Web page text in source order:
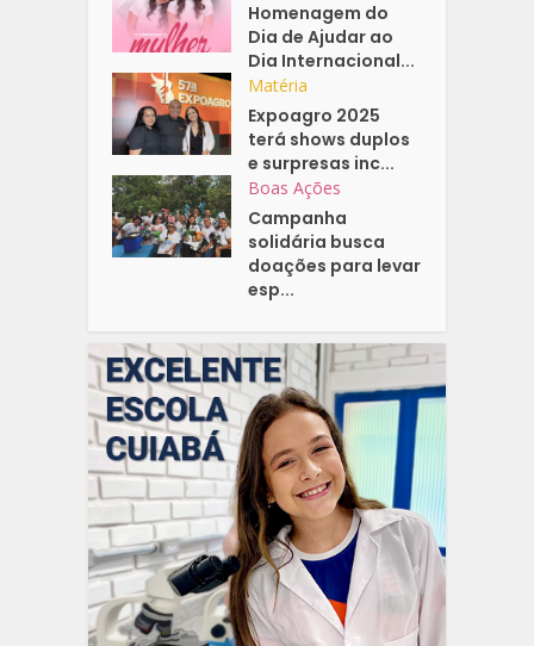
Homenagem do
Dia de Ajudar ao
Dia Internacional...
Matéria
Expoagro 2025
terá shows duplos
e surpresas inc...
Boas Ações
Campanha
solidária busca
doações para levar
esp...